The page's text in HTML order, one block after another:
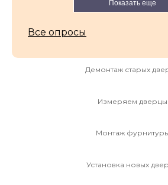
Показать еще
Все опросы
Демонтаж старых
Измеряем дверцы
Монтаж
Установка новых